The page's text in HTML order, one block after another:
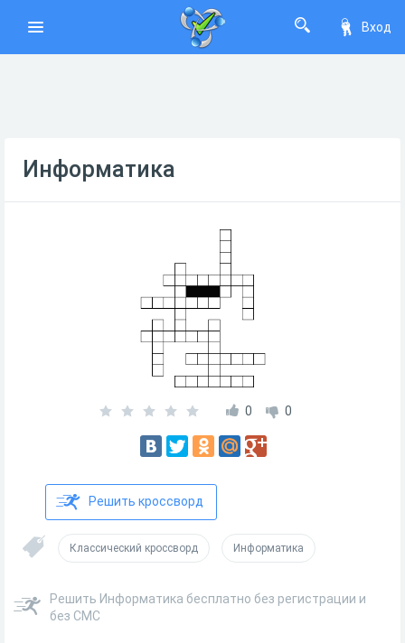
Вход
Информатика
0 0
Решить кроссворд
Классический кроссворд Информатика
Решить Информатика бесплатно без регистрации и
без СМС